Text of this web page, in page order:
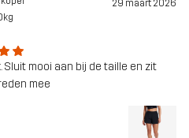
29 maart 2026
mooi aan bij de taille en zit
mee